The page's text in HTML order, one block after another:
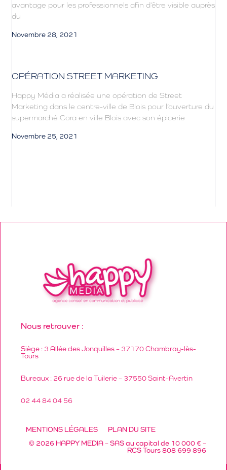
avantage pour les professionnels afin d’être visible auprès
du
Novembre 28, 2021
OPÉRATION STREET MARKETING
Happy Média a réalisée une opération de Street
Marketing dans le centre-ville de Blois pour l’ouverture du
supermarché Cora en ville Blois avec son épicerie
Novembre 25, 2021
Nous retrouver :
Siège : 3 Allée des Jonquilles – 37170 Chambray-lès-
Tours
Bureaux : 26 rue de la Tuilerie – 37550 Saint-Avertin
02 44 84 04 56
MENTIONS LÉGALES
PLAN DU SITE
© 2026 HAPPY MEDIA – SAS au capital de 10 000 € –
RCS Tours 808 699 896